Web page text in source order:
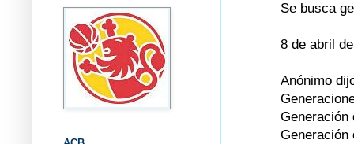
Se busca
8 de abril
Anónimo
Generación
Generación